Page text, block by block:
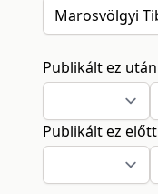
Publikált ez után
Publikált ez előtt